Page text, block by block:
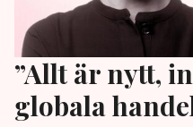
”Allt är nytt,
globala